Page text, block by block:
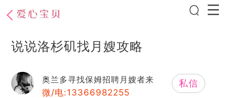
说说洛杉矶找月嫂攻略
奥兰多寻找保姆招聘月嫂者来
微/电:13366982255
私信